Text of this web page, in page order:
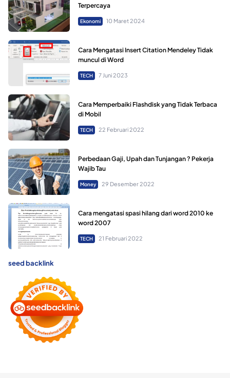
Terpercaya
Ekonomi 10 Maret 2024
Cara Mengatasi Insert Citation Mendeley Tidak
muncul di Word
TECH 7 Juni 2023
Cara Memperbaiki Flashdisk yang Tidak Terbaca
di Mobil
TECH 22 Februari 2022
Perbedaan Gaji, Upah dan Tunjangan ? Pekerja
Wajib Tau
Money 29 Desember 2022
Cara mengatasi spasi hilang dari word 2010 ke
word 2007
TECH 21 Februari 2022
seed backlink